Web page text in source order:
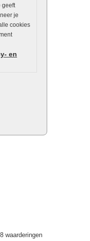
geeft
je
cookies
en
waarderingen